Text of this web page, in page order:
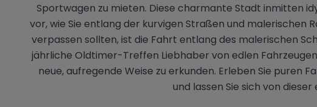
Sportwagen zu mieten. Diese charmante Stadt inmitten
vor, wie Sie entlang der kurvigen Straßen und malerischen
verpassen sollten, ist die Fahrt entlang des malerischen
jährliche Oldtimer-Treffen Liebhaber von edlen
neue, aufregende Weise zu erkunden. Erleben Sie puren
und lassen Sie sich von